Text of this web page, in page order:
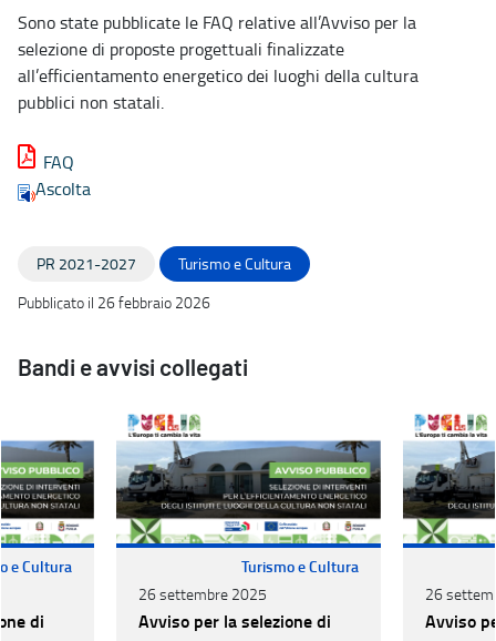
Sono state pubblicate le FAQ relative all’Avviso per la
selezione di proposte progettuali finalizzate
all’efficientamento energetico dei luoghi della cultura
pubblici non statali.
FAQ
Ascolta
PR 2021-2027
Turismo e Cultura
Pubblicato il 26 febbraio 2026
Bandi e avvisi collegati
e Cultura
di
Turismo e Cultura
26 settembre 2025
Avviso per la selezione di
26
Avviso